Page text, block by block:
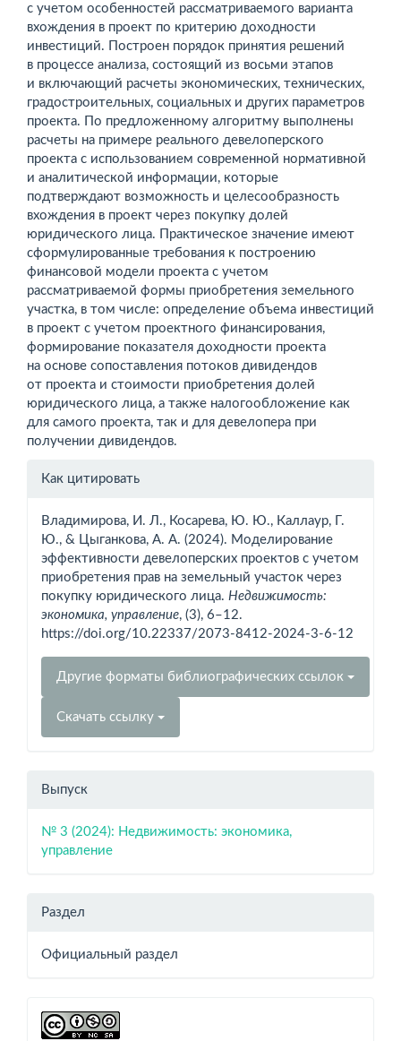
с учетом особенностей рассматриваемого варианта
вхождения в проект по критерию доходности
инвестиций. Построен порядок принятия решений
в процессе анализа, состоящий из восьми этапов
и включающий расчеты экономических, технических,
градостроительных, социальных и других параметров
проекта. По предложенному алгоритму выполнены
расчеты на примере реального девелоперского
проекта с использованием современной нормативной
и аналитической информации, которые
подтверждают возможность и целесообразность
вхождения в проект через покупку долей
юридического лица. Практическое значение имеют
сформулированные требования к построению
финансовой модели проекта с учетом
рассматриваемой формы приобретения земельного
участка, в том числе: определение объема инвестиций
в проект с учетом проектного финансирования,
формирование показателя доходности проекта
на основе сопоставления потоков дивидендов
от проекта и стоимости приобретения долей
юридического лица, а также налогообложение как
для самого проекта, так и для девелопера при
получении дивидендов.
Информация
Как цитировать
Владимирова, И. Л., Косарева, Ю. Ю., Каллаур, Г.
Ю., & Цыганкова, А. А. (2024). Моделирование
эффективности девелоперских проектов с учетом
приобретения прав на земельный участок через
покупку юридического лица. Недвижимость:
экономика, управление, (3), 6–12.
https://doi.org/10.22337/2073-8412-2024-3-6-12
Другие форматы библиографических ссылок
Скачать ссылку
Выпуск
№ 3 (2024): Недвижимость: экономика,
управление
Раздел
Официальный раздел